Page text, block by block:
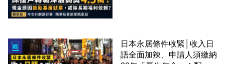
日本永居條件收緊│收入日
語全面加辣、申請人須繳納